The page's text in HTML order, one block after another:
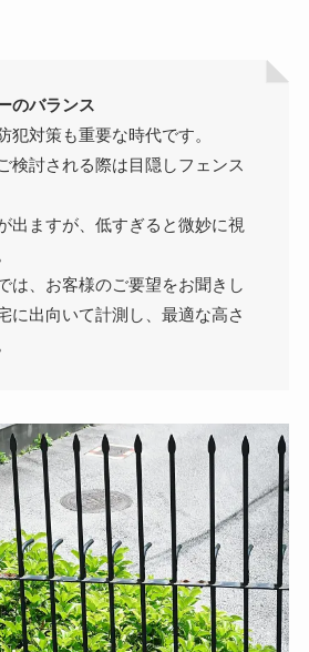
のバランス
犯対策も重要な時代です。
検討される際は目隠しフェンス
出ますが、低すぎると微妙に視
は、お客様のご要望をお聞きし
に出向いて計測し、最適な高さ